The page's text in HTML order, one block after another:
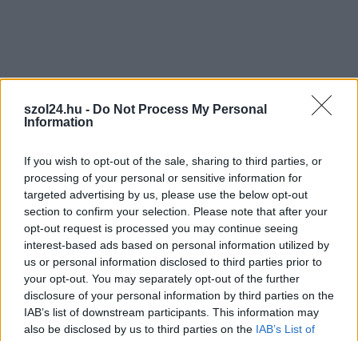
szol24.hu - Do Not Process My Personal
Information
If you wish to opt-out of the sale, sharing to third parties, or
processing of your personal or sensitive information for
targeted advertising by us, please use the below opt-out
section to confirm your selection. Please note that after your
opt-out request is processed you may continue seeing
interest-based ads based on personal information utilized by
us or personal information disclosed to third parties prior to
your opt-out. You may separately opt-out of the further
disclosure of your personal information by third parties on the
IAB’s list of downstream participants. This information may
also be disclosed by us to third parties on the IAB’s List of
A SZOL24 legfrissebb 24 cikke
Problémák egész Jász-Nagykun-Szolnok megyében: egyre
több otthoni kútból fogy ki a víz
Már magasabb szinten is nyomoznak Szijjártó
büntetőügyében, vesztegetés miatt 3 év letöltendőt kaphat és
ez csak az egyik botrány
Szolnokon egy kulcsfontosságú körforgalmat részlegesen
lezárnak a napokban, a közlekedés az átlagost is meghaladó
mértékben lebénul
Elromlott a biztosítóberendezés a ceglédi vasútvonalon,